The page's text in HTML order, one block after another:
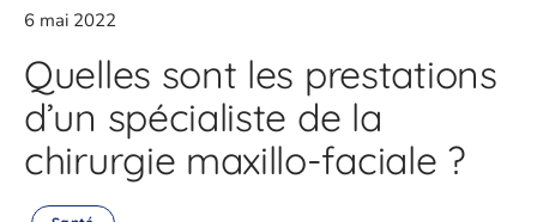
6 mai 2022
Quelles sont les prestations
d’un spécialiste de la
chirurgie maxillo-faciale ?